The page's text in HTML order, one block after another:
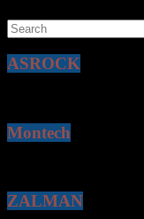
ASROCK
Montech
ZALMAN